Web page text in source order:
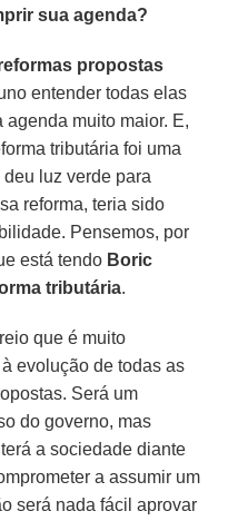
sua agenda?
propostas
entender todas elas
muito maior. E,
tributária foi uma
luz verde para
reforma, teria sido
Pensemos, por
está tendo Boric
tributária.
que é muito
evolução de todas as
Será um
do governo, mas
a sociedade diante
a assumir um
será nada fácil aprovar